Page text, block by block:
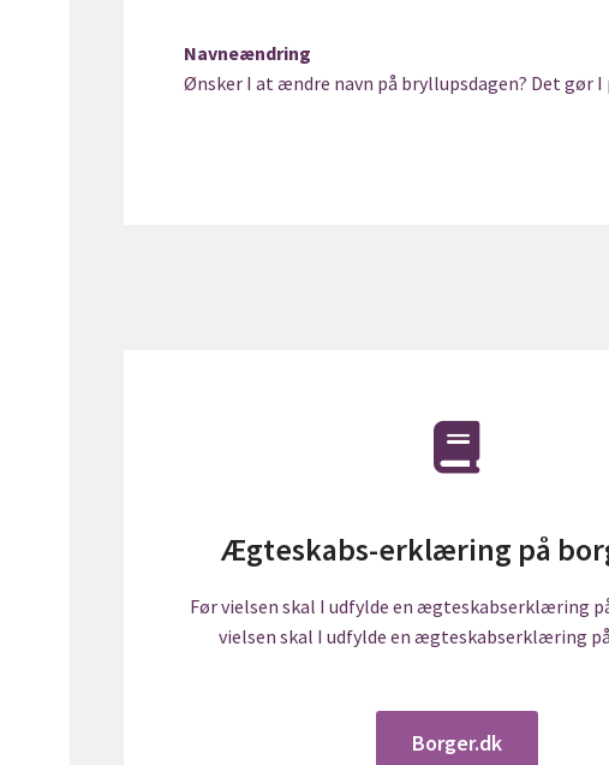
Navneændring
Ønsker I at ændre navn på bryllupsdagen? Det gør
Ægteskabs-erklæring på
Før vielsen skal I udfylde en ægteskabserklæring
vielsen skal I udfylde en ægteskabserklæring
Borger.dk